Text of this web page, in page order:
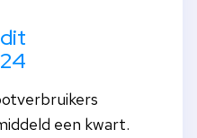
een kwart.